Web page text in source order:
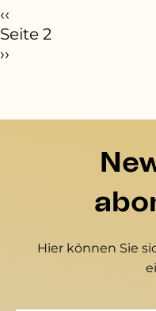
‹‹
Seite 2
››
Hier können Sie